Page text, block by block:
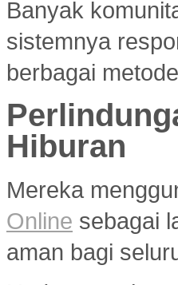
Banyak
sistemnya
berbagai
Hiburan
Mereka
Online sebagai
aman bagi